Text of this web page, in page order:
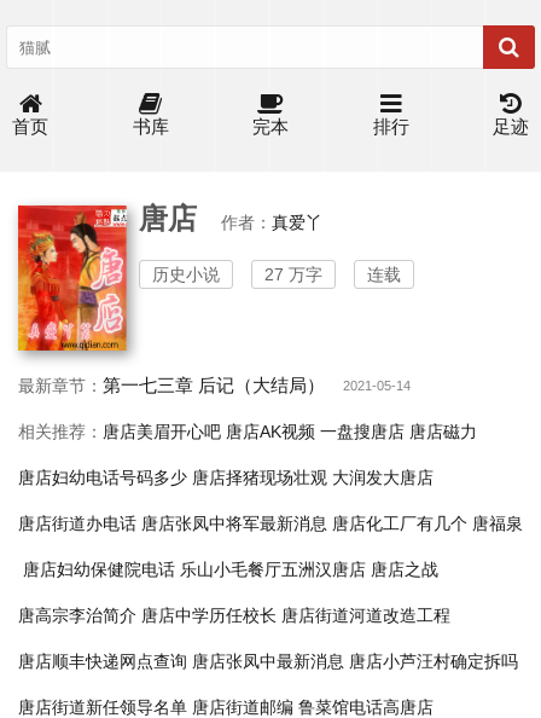
首页 书库 完本 排行 足迹
唐店 作者： 真爱丫
历史小说 27 万字 连载
最新章节： 第一七三章 后记（大结局） 2021-05-14
相关推荐： 唐店美眉开心吧 唐店AK视频 一盘搜唐店 唐店磁力
唐店妇幼电话号码多少 唐店择猪现场壮观 大润发大唐店
唐店街道办电话 唐店张凤中将军最新消息 唐店化工厂有几个 唐福泉
唐店妇幼保健院电话 乐山小毛餐厅五洲汉唐店 唐店之战
唐高宗李治简介 唐店中学历任校长 唐店街道河道改造工程
唐店顺丰快递网点查询 唐店张凤中最新消息 唐店小芦汪村确定拆吗
唐店街道新任领导名单 唐店街道邮编 鲁菜馆电话高唐店